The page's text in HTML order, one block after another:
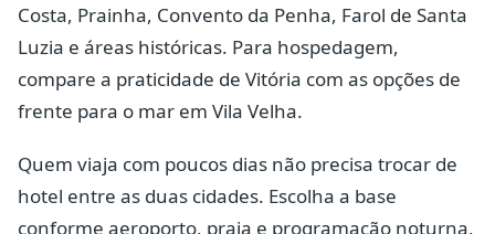
Costa, Prainha, Convento da Penha, Farol de Santa
Luzia e áreas históricas. Para hospedagem,
compare a praticidade de Vitória com as opções de
frente para o mar em Vila Velha.
Quem viaja com poucos dias não precisa trocar de
hotel entre as duas cidades. Escolha a base
conforme aeroporto, praia e programação noturna,